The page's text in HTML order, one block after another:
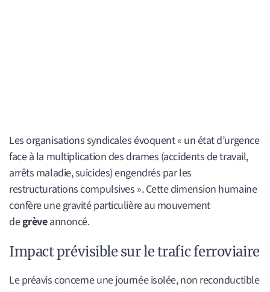
Les organisations syndicales évoquent « un état d’urgence
face à la multiplication des drames (accidents de travail,
arrêts maladie, suicides) engendrés par les
restructurations compulsives ». Cette dimension humaine
confère une gravité particulière au mouvement
degrèveannoncé.
Impact prévisible sur le trafic ferroviaire
Le préavis concerne une journée isolée, non reconductible